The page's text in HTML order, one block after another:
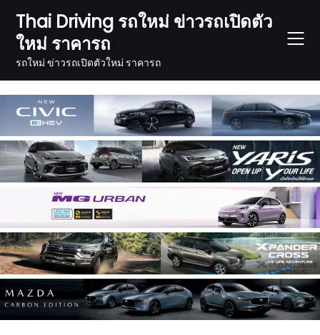
content
Thai Driving รถใหม่ ข่าวรถเปิดตัว
ใหม่ ราคารถ
รถใหม่ ข่าวรถเปิดตัวใหม่ ราคารถ